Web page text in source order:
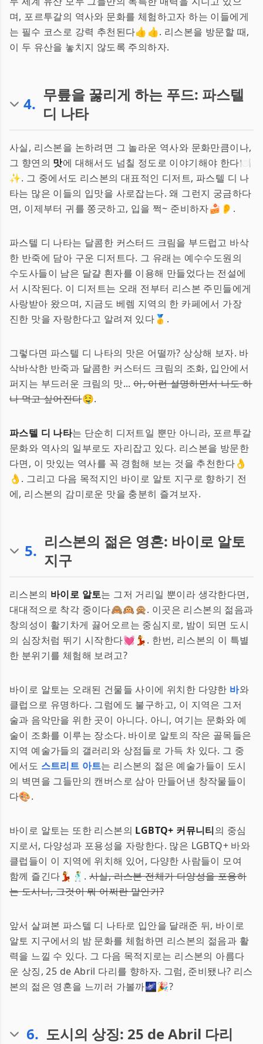
며, 포르투갈의 역사와 문화를 체험하고자 하는 이들에게
는 필수 코스로 강력 추천된다👍👍. 리스본을 방문할 때,
이 두 유산을 놓치지 않도록 주의하자.
4. 무릎을 꿇리게 하는 푸드: 파스텔
디 나타
사실, 리스본을 논하려면 그 놀라운 역사와 문화만큼이나,
그 향연의 맛에 대해서도 넘칠 정도로 이야기해야 한다🍽️
✨. 그 중에서도 리스본의 대표적인 디저트, 파스텔 디 나
타는 많은 이들의 입맛을 사로잡는다. 왜 그런지 궁금하다
면, 이제부터 귀를 쫑긋하고, 입을 쩍~ 준비하자🍰👂.
파스텔 디 나타는 달콤한 커스터드 크림을 부드럽고 바삭
한 반죽에 담아 구운 디저트다. 그 유래는 예수수도원의
수도사들이 남은 달걀 흰자를 이용해 만들었다는 전설에
서 시작된다. 이 디저트는 오래 전부터 리스본 주민들에게
사랑받아 왔으며, 지금도 베렘 지역의 한 카페에서 가장
진한 맛을 자랑한다고 알려져 있다🥇.
그렇다면 파스텔 디 나타의 맛은 어떨까? 상상해 보자. 바
삭바삭한 반죽과 달콤한 커스터드 크림의 조화, 입안에서
퍼지는 부드러운 크림의 맛...아, 이런 설명하면서 나도 하
나 먹고 싶어진다🤤.
파스텔 디 나타는 단순히 디저트일 뿐만 아니라, 포르투갈
문화와 역사의 일부로도 자리잡고 있다. 리스본을 방문한
다면, 이 맛있는 역사를 꼭 경험해 보는 것을 추천한다👌
👌. 그리고 다음 목적지인 바이로 알토 지구로 향하기 전
에, 리스본의 감미로운 맛을 충분히 즐겨보자.
5. 리스본의 젊은 영혼: 바이로 알토
지구
리스본의 바이로 알토는 그저 거리일 뿐이라 생각한다면,
대대적으로 착각 중이다🙈🙉🙊. 이곳은 리스본의 젊음과
창의성이 활기차게 끓어오르는 중심지로, 밤이 되면 도시
의 심장처럼 뛰기 시작한다💓💃. 한번, 리스본의 이 특별
한 분위기를 체험해 보려고?
바이로 알토는 오래된 건물들 사이에 위치한 다양한 바와
클럽으로 유명하다. 그럼에도 불구하고, 이 지역은 그저
술과 음악만을 위한 곳이 아니다. 아니, 여기는 문화와 예
술이 조화를 이루는 장소다. 바이로 알토의 작은 골목들은
지역 예술가들의 갤러리와 상점들로 가득 차 있다. 그 중
에서도 스트리트 아트는 리스본의 젊은 예술가들이 도시
의 벽면을 그들만의 캔버스로 삼아 만들어낸 창작물들이
다🎨.
바이로 알토는 또한 리스본의 LGBTQ+ 커뮤니티의 중심
지로서, 다양성과 포용성을 자랑한다. 많은 LGBTQ+ 바와
클럽들이 이 지역에 위치해 있어, 다양한 사람들이 모여
함께 즐긴다💃🕺. 사실, 리스본 전체가 다양성을 포용하
는 도시니, 그것이 뭐 어쩌란 말인가?
앞서 살펴본 파스텔 디 나타로 입안을 달래준 뒤, 바이로
알토 지구에서의 밤 문화를 체험하면 리스본의 젊음과 활
력을 느낄 수 있다. 그 다음 목적지로는 리스본의 아름다
운 상징, 25 de Abril 다리를 향하자. 그럼, 준비됐나? 리스
본의 젊은 영혼을 느끼러 가볼까🌌🎉?
6. 도시의 상징: 25 de Abril 다리